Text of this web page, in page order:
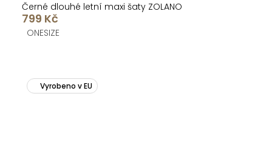
Černé dlouhé letní maxi šaty ZOLANO
799 Kč
ONESIZE
Vyrobeno v EU